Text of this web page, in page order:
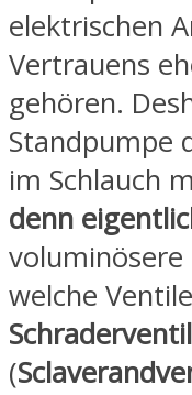
elektrischen
Vertrauens
gehören.
Standpumpe
im Schlauch
denn
voluminösere
welche
Schraderventil
(